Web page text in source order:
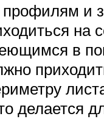
и
на
в